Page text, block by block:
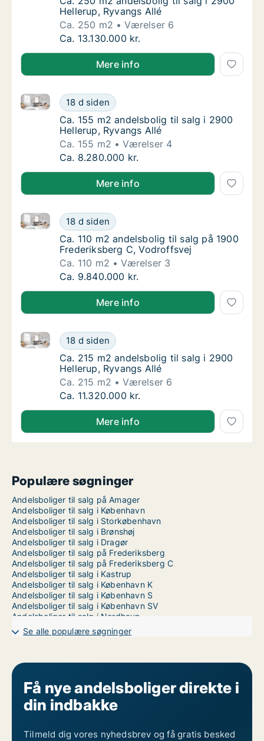
Hellerup, Ryvangs Allé
Ca. 250 m2
Værelser 6
Ca. 250 m2 andelsbolig til salg i 2900
Ca. 13.130.000 kr.
Mere info
Ca. 155 m2 andelsbolig til salg i 2900
18 d siden
Ca. 155 m2 andelsbolig til salg i 2900 Hellerup,
Ca. 155 m2 andelsbolig til salg i 2900
Ca. 155 m2 andelsbolig til salg i 2900
Hellerup, Ryvangs Allé
Ca. 155 m2
Værelser 4
Ca. 155 m2 andelsbolig til salg i 2900
Ca. 8.280.000 kr.
Mere info
Ca. 110 m2 andelsbolig til salg på 1900
18 d siden
Ca. 110 m2 andelsbolig til salg på 1900
Ca. 110 m2 andelsbolig til salg på 1900
Ca. 110 m2 andelsbolig til salg på 1900
Frederiksberg C, Vodroffsvej
Ca. 110 m2
Værelser 3
Ca. 110 m2 andelsbolig til salg på 1900
Ca. 9.840.000 kr.
Mere info
Ca. 215 m2 andelsbolig til salg i 2900
18 d siden
Ca. 215 m2 andelsbolig til salg i 2900 Hellerup,
Ca. 215 m2 andelsbolig til salg i 2900
Ca. 215 m2 andelsbolig til salg i 2900
Hellerup, Ryvangs Allé
Ca. 215 m2
Værelser 6
Ca. 215 m2 andelsbolig til salg i 2900
Ca. 11.320.000 kr.
Mere info
Populære søgninger
Andelsboliger til salg på Amager
Andelsboliger til salg i København
Andelsboliger til salg i Storkøbenhavn
Andelsboliger til salg i Brønshøj
Andelsboliger til salg i Dragør
Andelsboliger til salg på Frederiksberg
Andelsboliger til salg på Frederiksberg C
Andelsboliger til salg i Kastrup
Andelsboliger til salg i København K
Andelsboliger til salg i København S
Andelsboliger til salg i København SV
Andelsboliger til salg i Nordhavn
Andelsboliger til salg på Nørrebro
Andelsboliger til salg i Valby
Andelsboliger til salg i Ørestad
Andelsboliger til salg på Østerbro
Se alle populære søgninger
Få nye andelsboliger direkte i
din indbakke
Tilmeld dig vores nyhedsbrev og få gratis besked